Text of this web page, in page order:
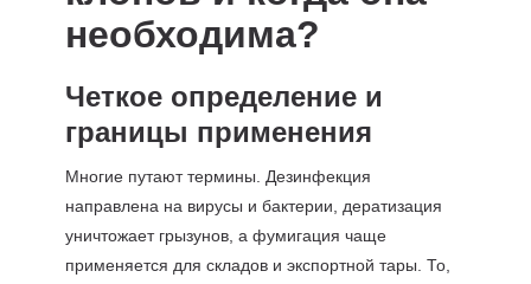
необходима?
Четкое определение и
границы применения
Многие путают термины. Дезинфекция
направлена на вирусы и бактерии, дератизация
уничтожает грызунов, а фумигация чаще
применяется для складов и экспортной тары. То,